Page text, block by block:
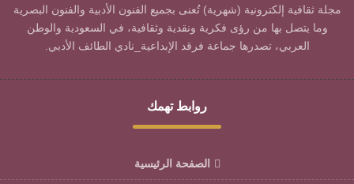
مجلة ثقافية إلكترونية (شهرية) تُعنى بجميع الفنون الأدبية والفنون البصرية
وما يتصل بها من رؤى فكرية ونقدية وثقافية، في السعودية والوطن
العربي، تصدرها جماعة فرقد الإبداعية_نادي الطائف الأدبي.
روابط تهمك
الصفحة الرئيسية